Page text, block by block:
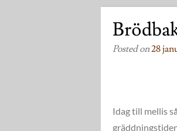
Posted on28
Idag till mellis